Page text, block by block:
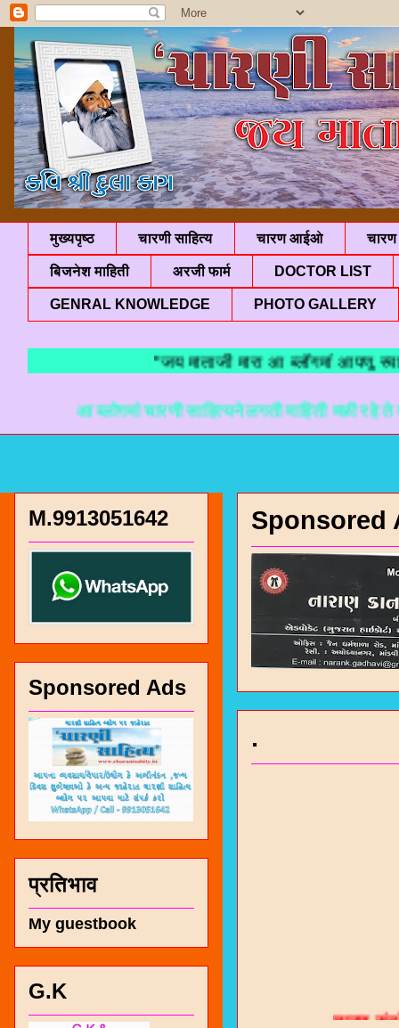
मुख्यपृष्ठ चारणी साहित्य चारण आईओ चारण
बिजनेश माहिती अरजी फार्म DOCTOR LIST
GENRAL KNOWLEDGE PHOTO GALLERY
"जय माताजी मारा आ ब्लॉगमां आपणु
आ ब्लोगमां चारणी साहित्यने लगती माहिती मळी रहे ते माटे
Sponsored
.
M.9913051642
Sponsored Ads
प्रतिभाव
My guestbook
G.K